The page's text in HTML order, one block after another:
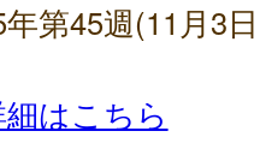
第45週(11月3
はこちら